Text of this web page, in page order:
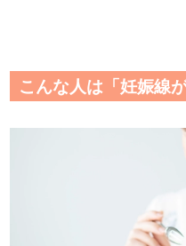
こんな人は「妊娠線